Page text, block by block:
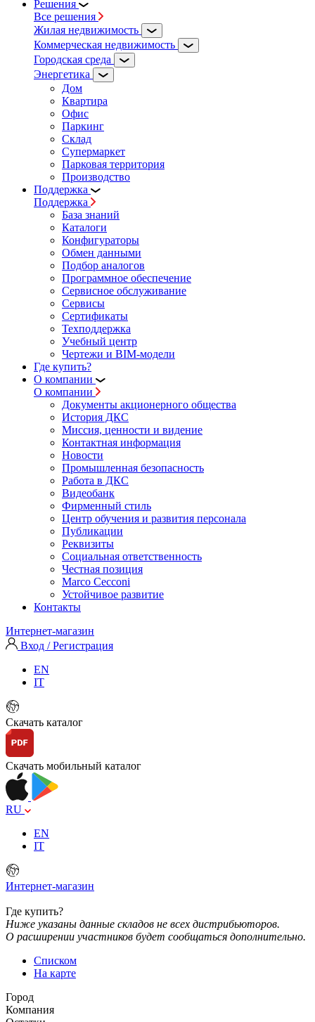
Решения
Все решения
Жилая недвижимость
Коммерческая недвижимость
Городская среда
Энергетика
Дом
Квартира
Офис
Паркинг
Склад
Супермаркет
Парковая территория
Производство
Поддержка
Поддержка
База знаний
Каталоги
Конфигураторы
Обмен данными
Подбор аналогов
Программное обеспечение
Сервисное обслуживание
Сервисы
Сертификаты
Техподдержка
Учебный центр
Чертежи и BIM-модели
Где купить?
О компании
О компании
Документы акционерного общества
История ДКС
Миссия, ценности и видение
Контактная информация
Новости
Промышленная безопасность
Работа в ДКС
Видеобанк
Фирменный стиль
Центр обучения и развития персонала
Публикации
Реквизиты
Социальная ответственность
Честная позиция
Marco Cecconi
Устойчивое развитие
Контакты
Интернет-магазин
Вход / Регистрация
EN
IT
Скачать каталог
Скачать мобильный каталог
RU
EN
IT
Интернет-магазин
Где купить?
Ниже указаны данные складов не всех дистрибьюторов.
О расширении участников будет сообщаться дополнительно.
Списком
На карте
Город
Компания